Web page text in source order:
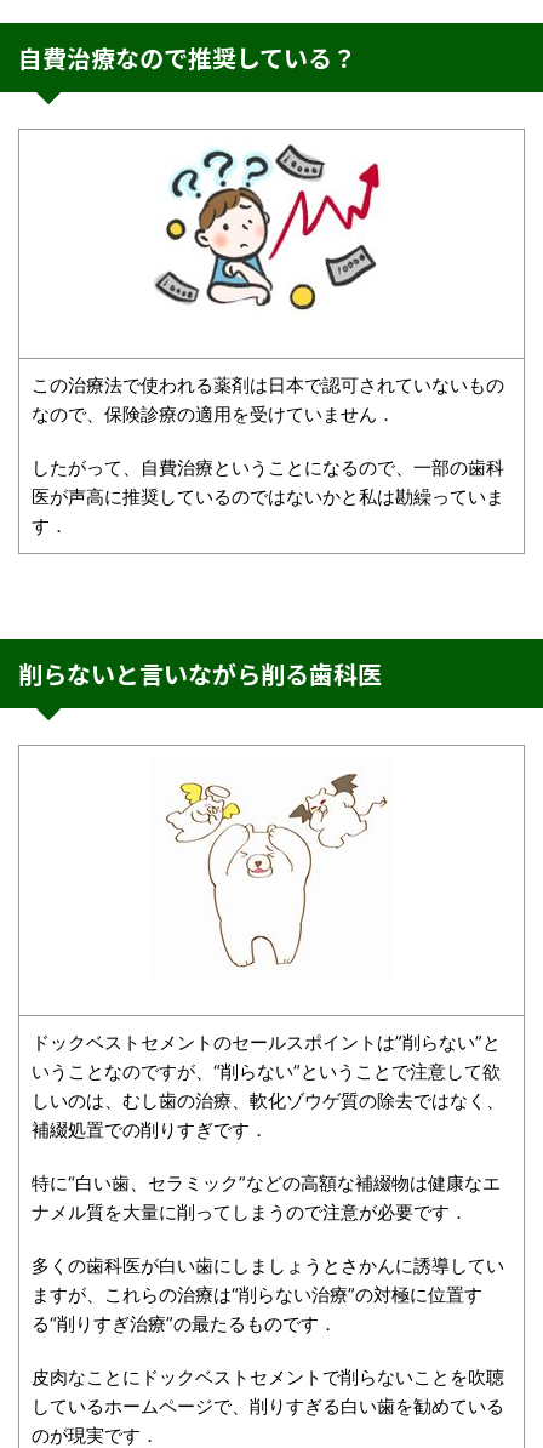
自費治療なので推奨している？
この治療法で使われる薬剤は日本で認可されていないもの
なので、保険診療の適用を受けていません．
したがって、自費治療ということになるので、一部の歯科
医が声高に推奨しているのではないかと私は勘繰っていま
す．
削らないと言いながら削る歯科医
ドックベストセメントのセールスポイントは”削らない”と
いうことなのですが、“削らない”ということで注意して欲
しいのは、むし歯の治療、軟化ゾウゲ質の除去ではなく、
補綴処置での削りすぎです．
特に“白い歯、セラミック”などの高額な補綴物は健康なエ
ナメル質を大量に削ってしまうので注意が必要です．
多くの歯科医が白い歯にしましょうとさかんに誘導してい
ますが、これらの治療は“削らない治療”の対極に位置す
る“削りすぎ治療”の最たるものです．
皮肉なことにドックベストセメントで削らないことを吹聴
しているホームページで、削りすぎる白い歯を勧めている
のが現実です．